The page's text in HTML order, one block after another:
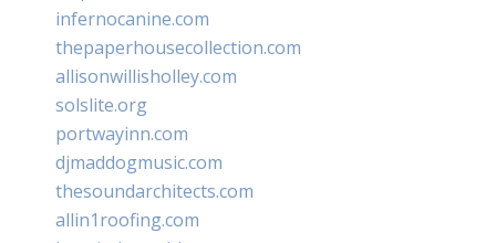
infernocanine.com
thepaperhousecollection.com
allisonwillisholley.com
solslite.org
portwayinn.com
djmaddogmusic.com
thesoundarchitects.com
allin1roofing.com